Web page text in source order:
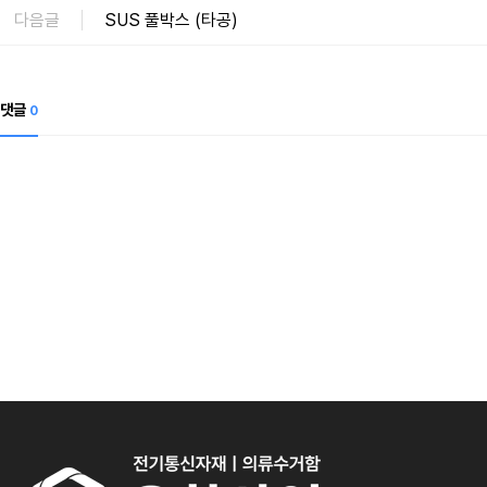
다음글 SUS 풀박스 (타공)
댓글 0